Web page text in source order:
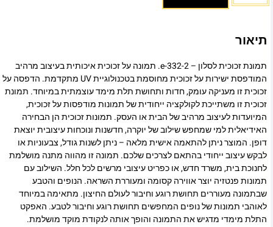
תיאור
תמונת זכוכית לסלון – e-332-2. תמונה על זכוכית איכותית בעיצוב מרהיב
המודפסת ישירות על זכוכית מחוסמת בטכנולוגיית UV מתקדמת. הדפסה על
זכוכית זו מעניקה עומק, חדות ותחושת תלת מימד עוצמתית במיוחד. תמונת
זכוכית זו משתייכת לקולקציה ייחודית של תמונות מודפסות על זכוכית,
המיועדות לעיצוב מרהיב של הבית או העסק. תמונות זכוכית הן הבחירה
האידיאלית למי שמחפש שילוב של יוקרה, חדשנות ונוכחות עיצובית יוצאת
דופן. המוצר ניתן להתאמה אישית מלאה – ניתן לשנות גודל, צבעוניות או
לבקש עיצוב ייחודי בהתאם לצרכים שלכם. תמונה זו מהווה מתנה מושלמת
לחנוכת בית, משרד חדש, או כפריט עיצובי מרשים לכל חלל. השילוב עם
תמונות פנטזיה יוצר אווירה קסומה ומעוררת השראה. הנופים והטבע
שבתמונה מעוררים תחושת רוגע וחיבור לעולם החיצון. מתאימה במיוחד
לאוהבי תמונות של נופים המחפשים תחושת רוגע וחיבור לטבע. האפקט
התלת מימדי מדגיש את התמונה והופך אותה לנקודת מוקד מושלמת.